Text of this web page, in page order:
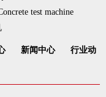
test machine
新闻中心
行业动